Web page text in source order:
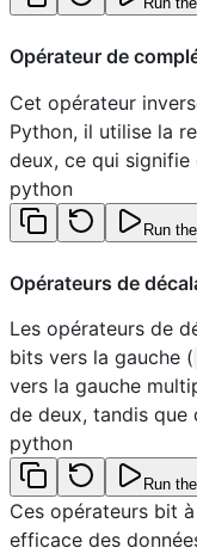
Opérateur de
Cet opérateur
Python, il utilise la
deux, ce qui
python
Run
Opérateurs de
Les opérateurs de
bits vers la gauche (
vers la gauche
de deux, tandis
python
Run
Ces opérateurs bit
efficace des